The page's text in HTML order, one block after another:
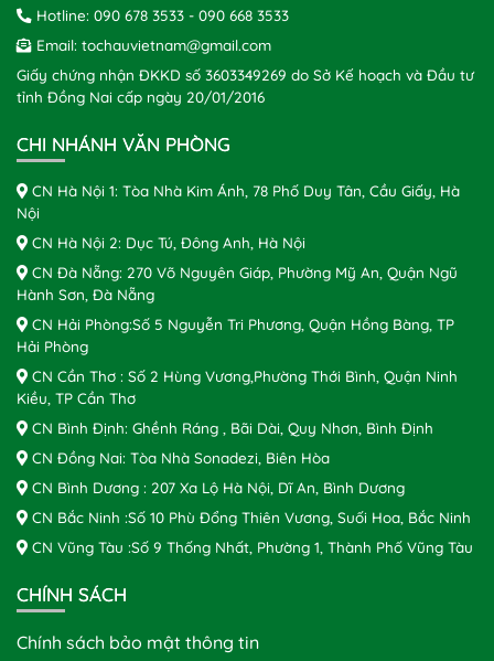
Hotline: 090 678 3533 - 090 668 3533
Email: tochauvietnam@gmail.com
Giấy chứng nhận ĐKKD số 3603349269 do Sở Kế hoạch và Đầu tư
tỉnh Đồng Nai cấp ngày 20/01/2016
CHI NHÁNH VĂN PHÒNG
CN Hà Nội 1: Tòa Nhà Kim Ánh, 78 Phố Duy Tân, Cầu Giấy, Hà
Nội
CN Hà Nội 2: Dục Tú, Đông Anh, Hà Nội
CN Đà Nẵng: 270 Võ Nguyên Giáp, Phường Mỹ An, Quận Ngũ
Hành Sơn, Đà Nẵng
CN Hải Phòng:Số 5 Nguyễn Tri Phương, Quận Hồng Bàng, TP
Hải Phòng
CN Cần Thơ : Số 2 Hùng Vương,Phường Thới Bình, Quận Ninh
Kiều, TP Cần Thơ
CN Bình Định: Ghềnh Ráng , Bãi Dài, Quy Nhơn, Bình Định
CN Đồng Nai: Tòa Nhà Sonadezi, Biên Hòa
CN Bình Dương : 207 Xa Lộ Hà Nội, Dĩ An, Bình Dương
CN Bắc Ninh :Số 10 Phù Đổng Thiên Vương, Suối Hoa, Bắc Ninh
CN Vũng Tàu :Số 9 Thống Nhất, Phường 1, Thành Phố Vũng Tàu
CHÍNH SÁCH
Chính sách bảo mật thông tin